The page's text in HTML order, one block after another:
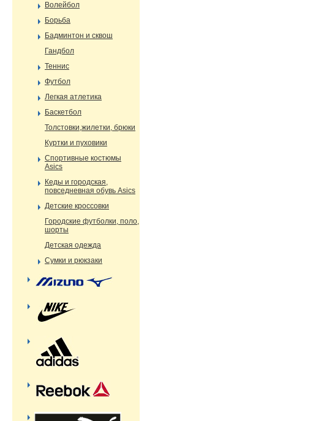
Волейбол
Борьба
Бадминтон и сквош
Гандбол
Теннис
Футбол
Легкая атлетика
Баскетбол
Толстовки,жилетки, брюки
Куртки и пуховики
Спортивные костюмы
Asics
Кеды и городская,
повседневная обувь Asics
Детские кроссовки
Городские футболки, поло,
шорты
Детская одежда
Сумки и рюкзаки